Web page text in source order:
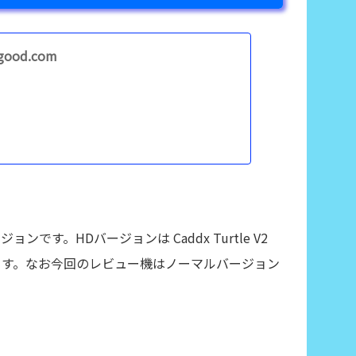
ョンです。HDバージョンは Caddx Turtle V2
。なお今回のレビュー機はノーマルバージョン